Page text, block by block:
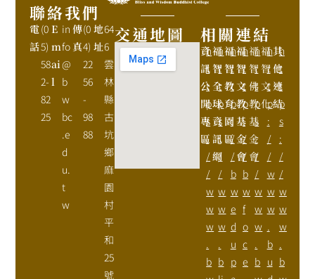
聯絡我們
電
話
(0
5)
58
2-
82
25
E
m
ai
l
in
fo
@
b
w
bc
.e
d
u.
t
w
傳
真
(0
4)
22
56
-
98
88
地
址
64
6
雲
林
縣
古
坑
鄉
麻
園
村
平
和
25
號
交通地圖 相關連結
資
訊
公
開
專
區
h
t
t
p
s
:
/
/
w
w
w
.
b
福
智
全
球
資
訊
網
h
t
t
p
s
:
/
/
w
w
w
.
b
福
智
教
育
園
區
h
t
t
p
:
/
/
b
w
e
d
u
p
福
智
文
教
基
金
會
h
t
t
p
:
/
/
b
w
f
o
c
e
福
智
佛
教
基
金
會
h
t
t
p
s
:
/
/
w
w
w
.
b
福
智
文
化
h
t
t
p
:
/
/
w
w
w
.
b
u
其
他
連
結
h
t
t
p
s
:
/
/
w
w
w
.
b